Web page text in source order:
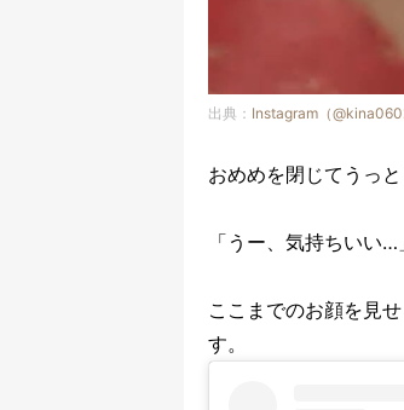
出典： Instagram（
おめめを閉じてうっと
「うー、気持ちいい
ここまでのお顔を見
す。